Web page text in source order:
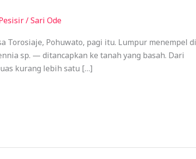
/Sari Ode
Pohuwato, pagi itu. Lumpur menempel di
sp. — ditancapkan ke tanah yang basah. Dari
kurang lebih satu […]